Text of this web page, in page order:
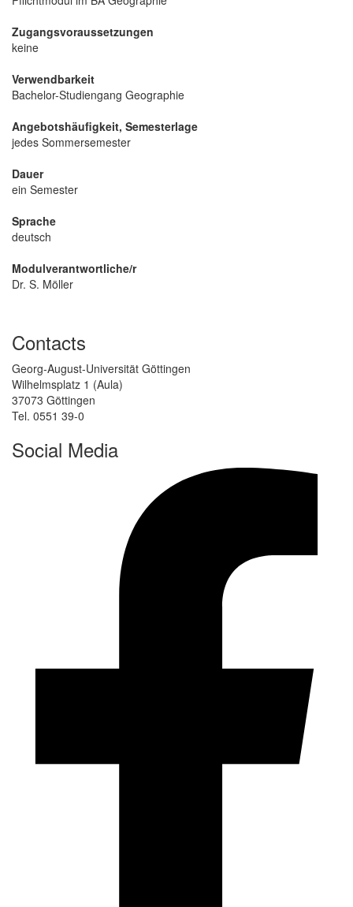
Zugangsvoraussetzungen
keine
Verwendbarkeit
Bachelor-Studiengang Geographie
Angebotshäufigkeit, Semesterlage
jedes Sommersemester
Dauer
ein Semester
Sprache
deutsch
Modulverantwortliche/r
Dr. S. Möller
Contacts
Georg-August-Universität Göttingen
Wilhelmsplatz 1 (Aula)
37073 Göttingen
Tel. 0551 39-0
Social Media